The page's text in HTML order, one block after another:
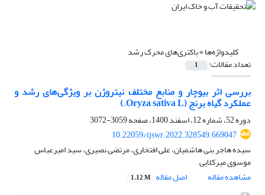
کلیدواژه‌ها =باکتری‌های محرک رشد
تعداد مقالات: 1
بررسی اثر بیوچار و منابع مختلف نیتروژن بر ویژگی‌های رشد و
عملکرد گیاه برنج (Oryza sativa L.)
دوره 52، شماره 12، اسفند 1400، صفحه
3059-3072
10.22059/ijswr.2022.328549.669047
سیده هاجر بنی هاشمیان، علی افتخاری، مرتضی نصیری، سید امیرعباس
موسوی میرکلایی
مشاهده مقاله
اصل مقاله 1.12 M